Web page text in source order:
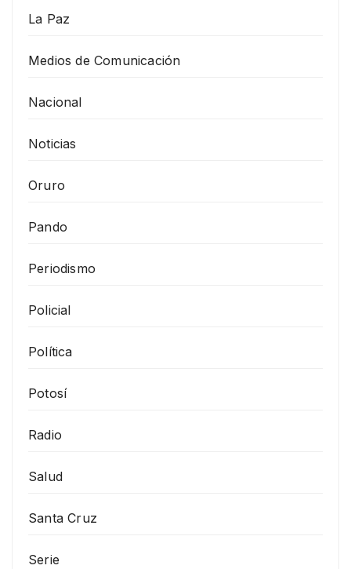
La Paz
Medios de Comunicación
Nacional
Noticias
Oruro
Pando
Periodismo
Policial
Política
Potosí
Radio
Salud
Santa Cruz
Serie